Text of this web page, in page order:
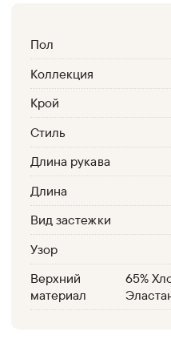
Пол
Коллекция
Крой
Стиль
Длина рукава
Длина
Вид застежки
Узор
Верхний
материал
65%